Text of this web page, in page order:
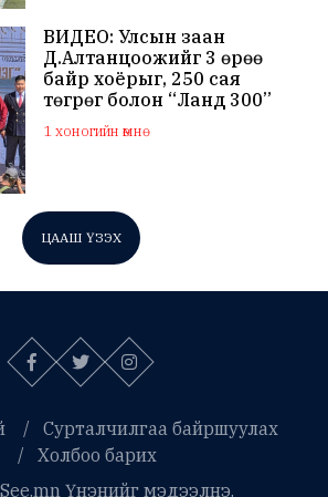
ВИДЕО: Улсын заан
Д.Алтанцоожийг 3 өрөө
байр хоёрыг, 250 сая
төгрөг болон “Ланд 300”
маркийн автомашинаар
мялаажээ
1 хоногийн өмнө
ЦААШ ҮЗЭХ
Сурталчилгаа байршуулах
Холбоо барих
Үнэнийг мэдээлнэ.